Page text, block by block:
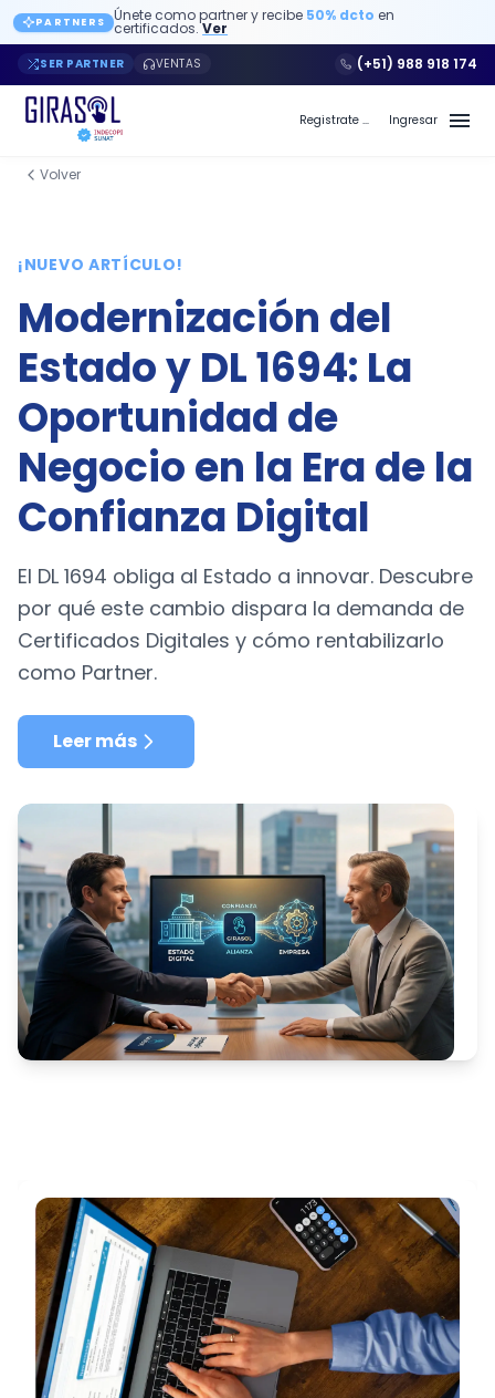
PARTNERS Únete como partner y recibe 50% dcto en
certificados.Ver
SER PARTNER VENTAS (+51) 988 918 174
Registrate a Girasol PE Ingresar
Volver
¡NUEVO ARTÍCULO!
Modernización del
Estado y DL 1694: La
Oportunidad de
Negocio en la Era de la
Confianza Digital
El DL 1694 obliga al Estado a innovar. Descubre
por qué este cambio dispara la demanda de
Certificados Digitales y cómo rentabilizarlo
como Partner.
Leer más